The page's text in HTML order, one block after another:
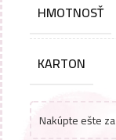
HMOTNOSŤ
KARTON
Nakúpte ešte za